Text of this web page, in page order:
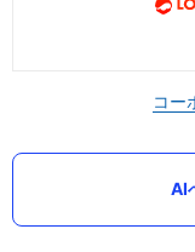
コー
AI